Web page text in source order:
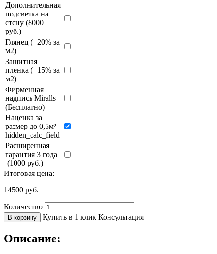
Дополнительная
подсветка на
стену (8000
руб.)
Глянец (+20% за
м2)
Защитная
пленка (+15% за
м2)
Фирменная
надпись Miralls
(Бесплатно)
Наценка за
размер до 0,5м²
hidden_calc_field
Расширенная
гарантия 3 года
(1000 руб.)
Итоговая цена:
14500 руб.
Количество
В корзину Купить в 1 клик Консультация
Описание: